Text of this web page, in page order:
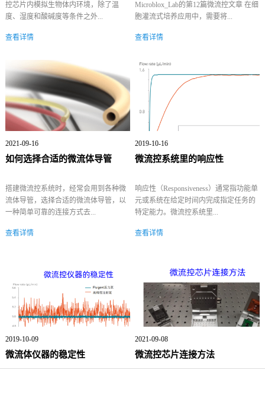
控芯片内模拟生物体内环境，除了温
度、湿度和酸碱度等条件之外...
查看详情
Microblox_Lab的第12篇微流控文章 在细
胞灌流式培养应用中，需要将...
查看详情
2021-09-16
如何选择合适的微流体导管
搭建微流控系统时，经常会用到各种微
流体导管，选择合适的微流体导管，以
一种简单可靠的连接方式去...
查看详情
2019-10-16
微流控系统里的响应性
响应性（Responsiveness）通常指功能单
元或系统在给定时间内完成指定任务的
特定能力。微流控系统里...
查看详情
2019-10-09
微流体仪器的稳定性
2021-09-08
微流控芯片连接方法